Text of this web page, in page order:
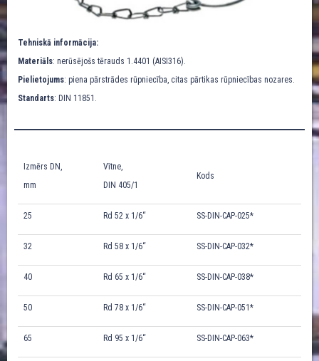
Tehniskā informācija:
Materiāls: nerūsējošs tērauds 1.4401 (AISI316).
Pielietojums: piena pārstrādes rūpniecība, citas pārtikas rūpniecības nozares.
Standarts: DIN 11851.
Izmērs DN,
mm
Vītne,
DIN 405/1
Kods
25 Rd 52 x 1/6“ SS-DIN-CAP-025*
32 Rd 58 x 1/6“ SS-DIN-CAP-032*
40 Rd 65 x 1/6“ SS-DIN-CAP-038*
50 Rd 78 x 1/6“ SS-DIN-CAP-051*
65 Rd 95 x 1/6“ SS-DIN-CAP-063*